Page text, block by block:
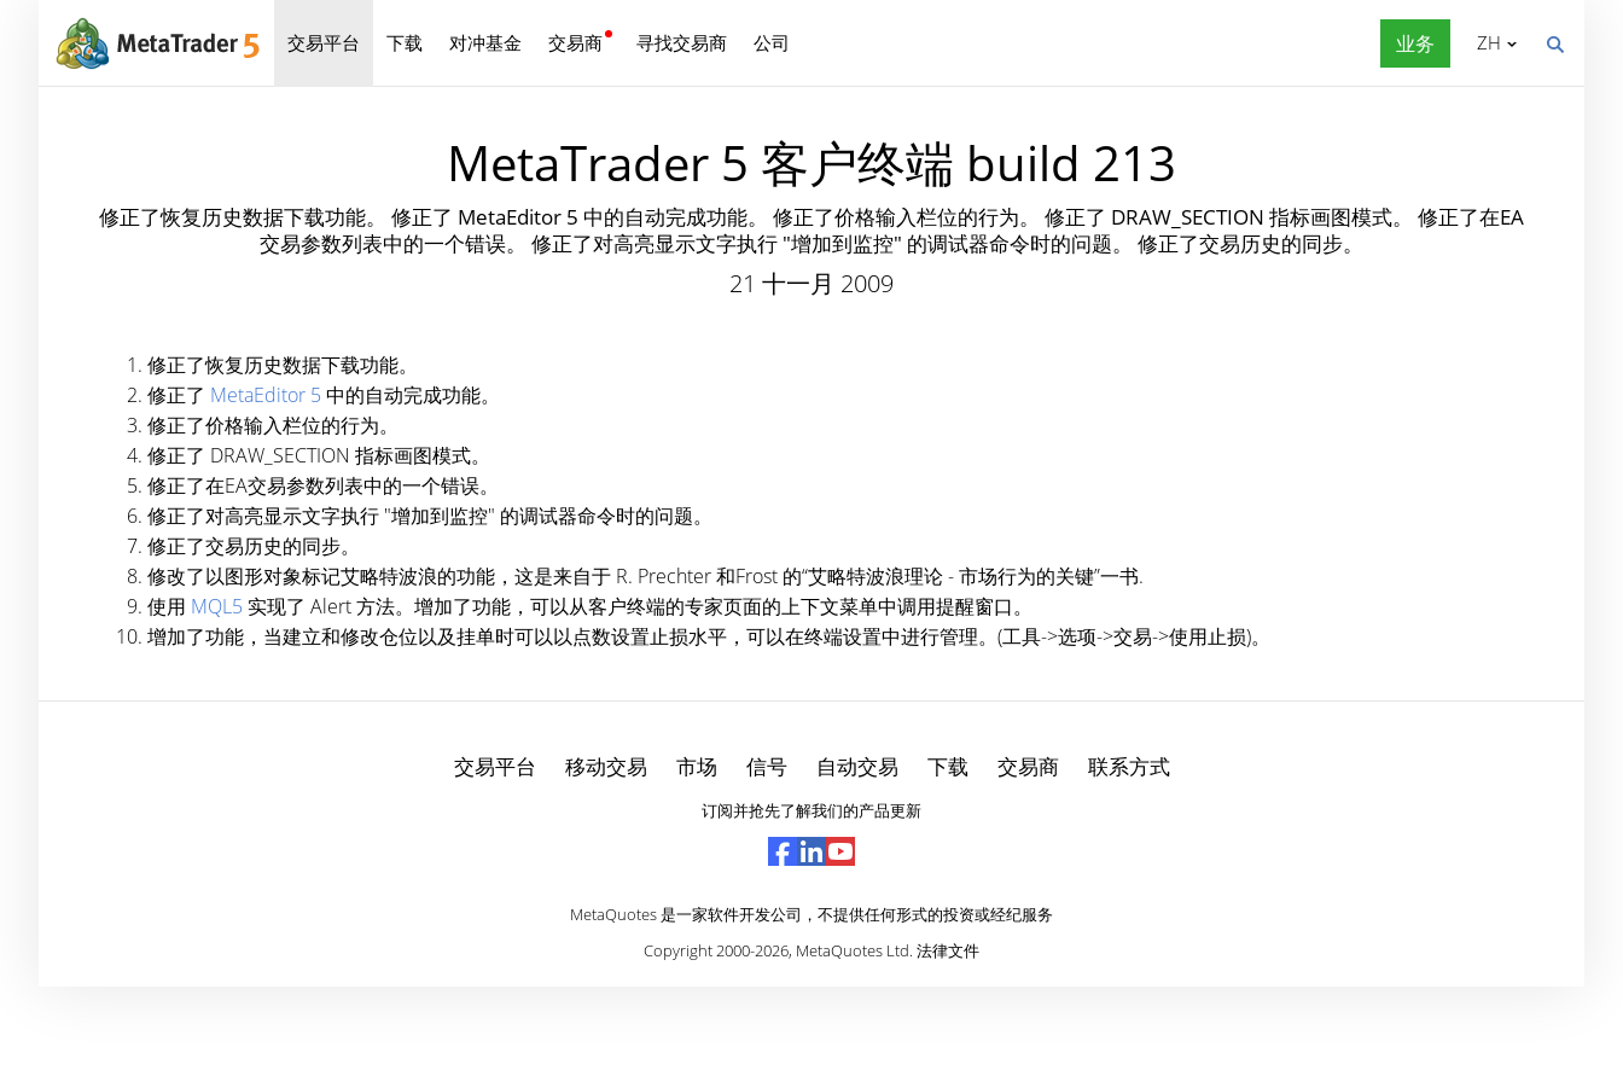
交易平台 下载 对冲基金 交易商 寻找交易商 公司 业务 ZH
MetaTrader 5 客户终端 build 213
修正了恢复历史数据下载功能。 修正了 MetaEditor 5 中的自动完成功能。 修正了价格输入栏位的行为。 修正了 DRAW_SECTION 指标画图模式。 修正了在EA
交易参数列表中的一个错误。 修正了对高亮显示文字执行 "增加到监控" 的调试器命令时的问题。 修正了交易历史的同步。
21 十一月 2009
修正了恢复历史数据下载功能。
修正了 MetaEditor 5 中的自动完成功能。
修正了价格输入栏位的行为。
修正了 DRAW_SECTION 指标画图模式。
修正了在EA交易参数列表中的一个错误。
修正了对高亮显示文字执行 "增加到监控" 的调试器命令时的问题。
修正了交易历史的同步。
修改了以图形对象标记艾略特波浪的功能，这是来自于 R. Prechter 和Frost 的“艾略特波浪理论 - 市场行为的关键”一书.
使用 MQL5 实现了 Alert 方法。增加了功能，可以从客户终端的专家页面的上下文菜单中调用提醒窗口。
增加了功能，当建立和修改仓位以及挂单时可以以点数设置止损水平，可以在终端设置中进行管理。(工具->选项->交易->使用止损)。
交易平台 移动交易 市场 信号 自动交易 下载 交易商 联系方式
订阅并抢先了解我们的产品更新
MetaQuotes 是一家软件开发公司，不提供任何形式的投资或经纪服务
Copyright 2000-2026, MetaQuotes Ltd. 法律文件